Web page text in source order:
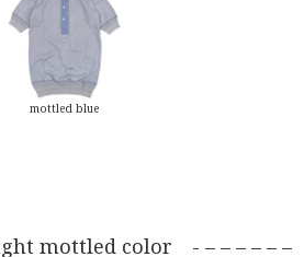
mottled blue
mottled color - – – – – – –